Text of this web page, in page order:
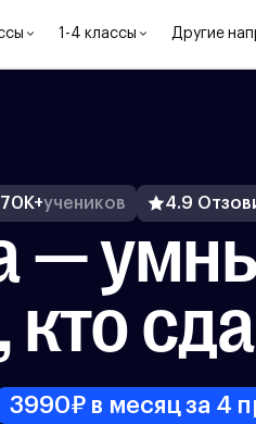
1-4 классы Другие
учеников 4.9
—
кто
3990₽ в месяц за 4